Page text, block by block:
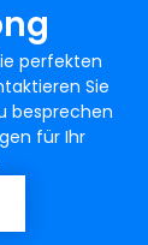
perfekten
Sie
besprechen
für Ihr